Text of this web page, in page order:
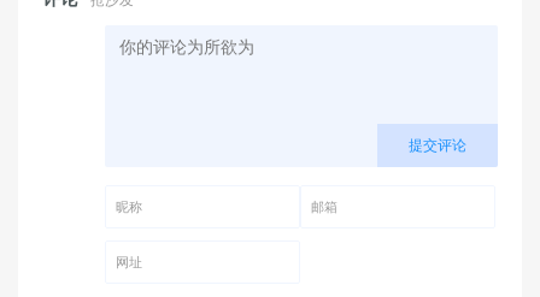
提交评论